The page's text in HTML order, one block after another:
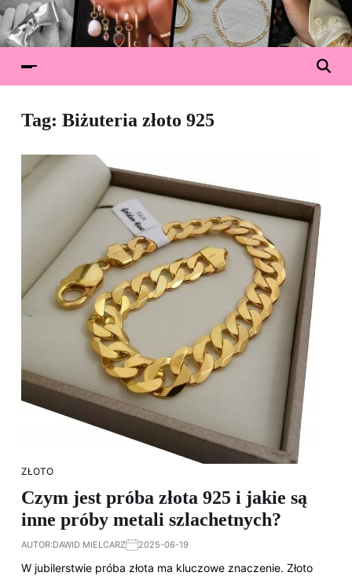
Tag: Biżuteria złoto 925
ZŁOTO
Czym jest próba złota 925 i jakie są
inne próby metali szlachetnych?
AUTOR:DAWID MIELCARZ 2025-06-19
W jubilerstwie próba złota ma kluczowe znaczenie. Złoto